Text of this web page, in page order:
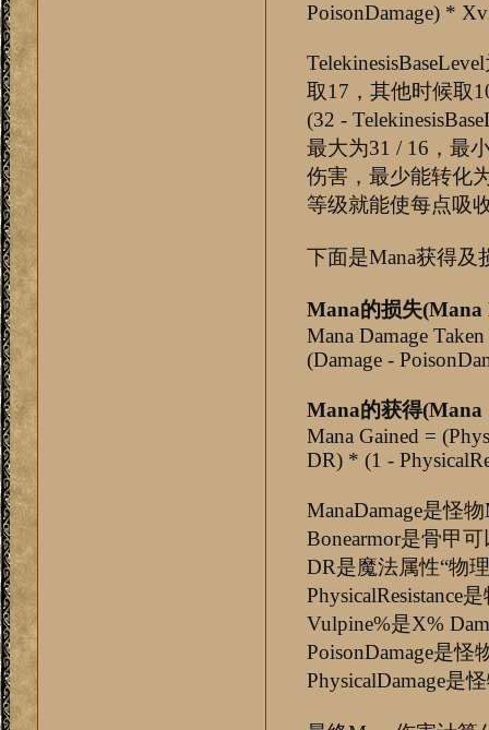
PoisonDamage) *
取17，其他时候取
(32 -
最大为31 / 16，最
伤害，最少能转化
等级就能使每点吸
下面是Mana获得及
Mana的损失(Mana
Mana Damage
(Damage -
Mana的获得(Mana
Mana Gained =
DR) * (1 -
ManaDamage是怪
Bonearmor是骨甲
DR是魔法属性“物
PhysicalResistance
Vulpine%是X%
PoisonDamage是
PhysicalDamage是